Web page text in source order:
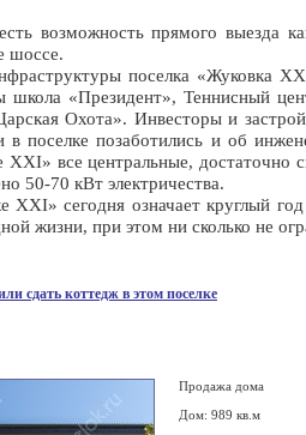
возможность прямого выезда
шоссе.
поселка «Жуковка
школа «Президент», Теннисный
Охота». Инвесторы и
в поселке позаботились и об
все центральные, достаточно
50-70 кВт электричества.
сегодня означает круглый год
жизни, при этом ни сколько не
сдать коттедж в этом поселке
Продажа дома
Дом: 989 кв.м